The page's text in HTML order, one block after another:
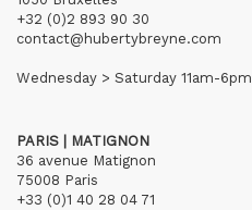
+32 (0)2 893 90 30
contact@hubertybreyne.com
Wednesday > Saturday 11am-6pm
PARIS | MATIGNON
36 avenue Matignon
75008 Paris
+33 (0)1 40 28 04 71